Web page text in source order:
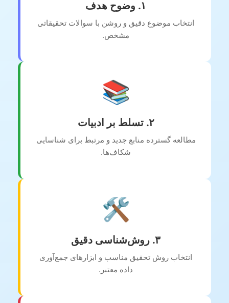
۱. وضوح هدف
انتخاب موضوع دقیق و روشن با سوالات تحقیقاتی
مشخص.
📚
۲. تسلط بر ادبیات
مطالعه گسترده منابع جدید و مرتبط برای شناسایی
شکاف‌ها.
🛠️
۳. روش‌شناسی دقیق
انتخاب روش تحقیق مناسب و ابزارهای جمع‌آوری
داده معتبر.